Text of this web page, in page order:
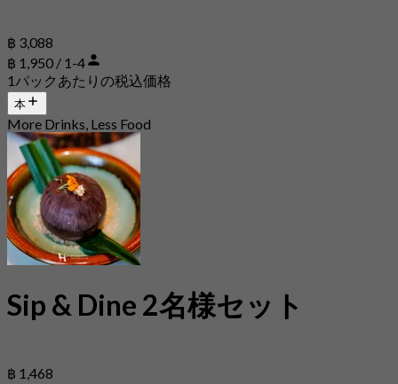
฿ 3,088
฿ 1,950 / 1-4
1パックあたりの税込価格
本
More Drinks, Less Food
Sip & Dine 2名様セット
฿ 1,468